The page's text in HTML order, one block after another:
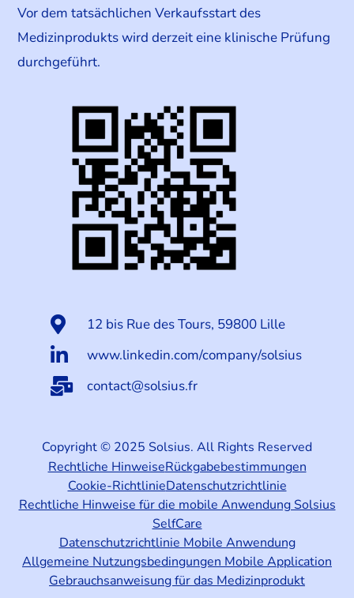
Vor dem tatsächlichen Verkaufsstart des
Medizinprodukts wird derzeit eine klinische Prüfung
durchgeführt.
12 bis Rue des Tours, 59800 Lille
www.linkedin.com/company/solsius
contact@solsius.fr
Copyright © 2025 Solsius. All Rights Reserved
Rechtliche HinweiseRückgabebestimmungen
Cookie-RichtlinieDatenschutzrichtlinie
Rechtliche Hinweise für die mobile Anwendung Solsius
SelfCare
Datenschutzrichtlinie Mobile Anwendung
Allgemeine Nutzungsbedingungen Mobile Application
Gebrauchsanweisung für das Medizinprodukt